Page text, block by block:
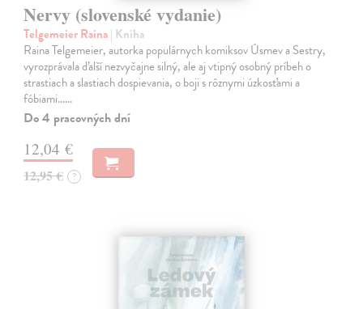
Nervy (slovenské vydanie)
Telgemeier Raina| Kniha
Raina Telgemeier, autorka populárnych komiksov Úsmev a Sestry,
vyrozprávala ďalší nezvyčajne silný, ale aj vtipný osobný príbeh o
strastiach a slastiach dospievania, o boji s rôznymi úzkosťami a
fóbiami...…
Do 4 pracovných dní
12,04 €
12,95 € ?